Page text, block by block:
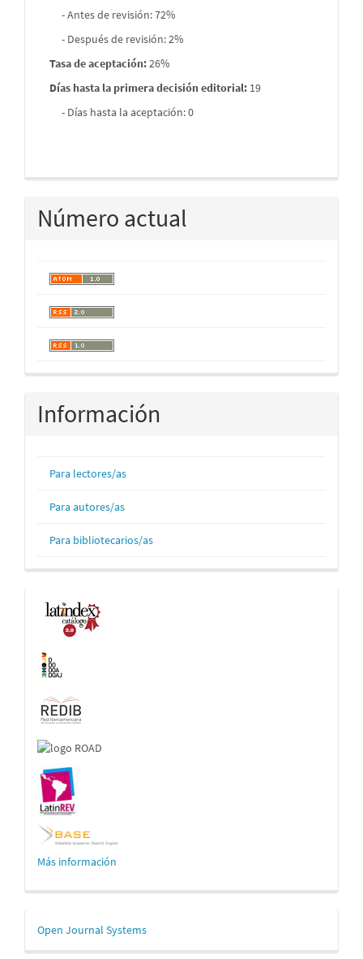
- Antes de revisión: 72%
- Después de revisión: 2%
Tasa de aceptación:26%
Días hasta la primera decisión editorial: 19
- Días hasta la aceptación: 0
Número actual
Información
Para lectores/as
Para autores/as
Para bibliotecarios/as
Indexaciones
Más información
Desarrollado
por
Open Journal Systems